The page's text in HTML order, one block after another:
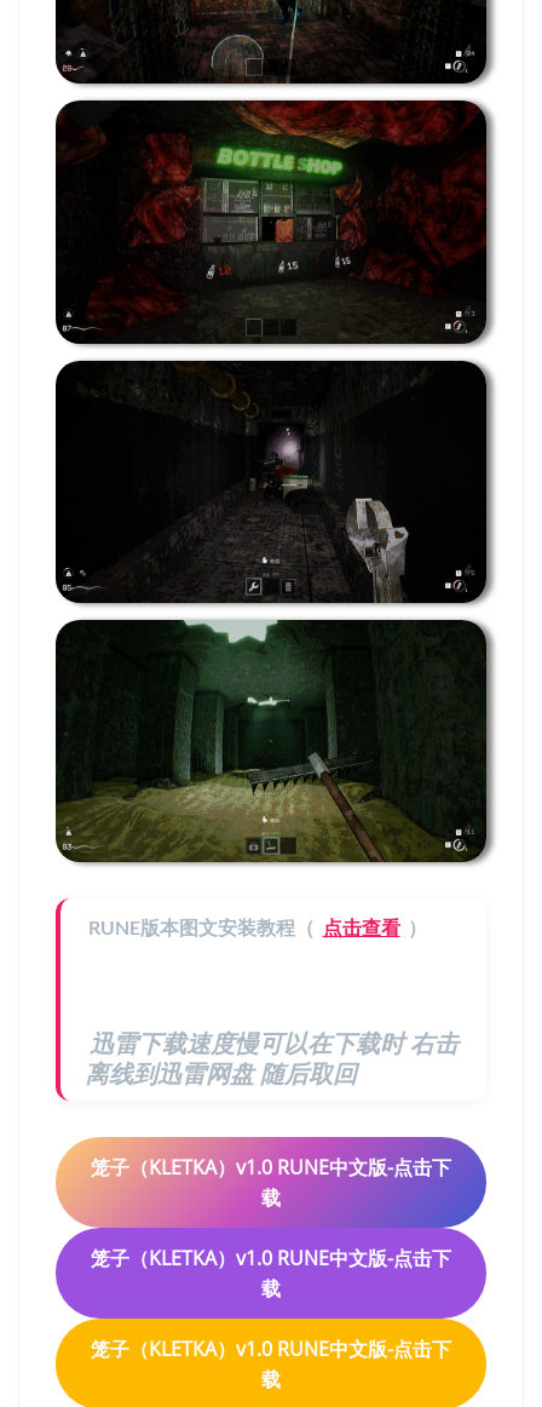
RUNE版本图文安装教程（ 点击查看 ）
迅雷下载速度慢可以在下载时 右击
离线到迅雷网盘 随后取回
笼子（KLETKA）v1.0 RUNE中文版-点击下
载
笼子（KLETKA）v1.0 RUNE中文版-点击下
载
笼子（KLETKA）v1.0 RUNE中文版-点击下
载